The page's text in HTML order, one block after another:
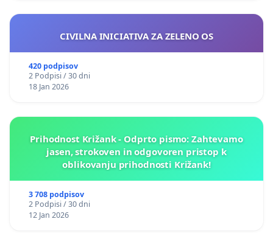
CIVILNA INICIATIVA ZA ZELENO OS
420 podpisov
2 Podpisi / 30 dni
18 Jan 2026
Prihodnost Križank - Odprto pismo: Zahtevamo
jasen, strokoven in odgovoren pristop k
oblikovanju prihodnosti Križank!
3 708 podpisov
2 Podpisi / 30 dni
12 Jan 2026